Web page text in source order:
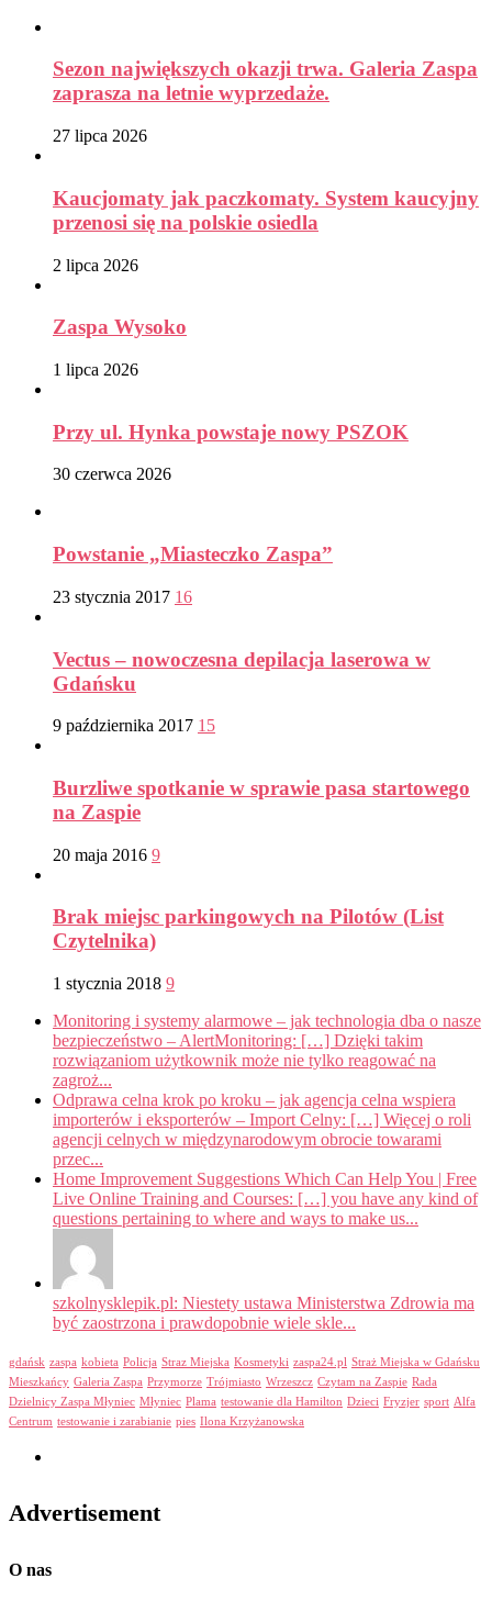
Sezon największych okazji trwa. Galeria Zaspa
zaprasza na letnie wyprzedaże.
27 lipca 2026
Kaucjomaty jak paczkomaty. System kaucyjny
przenosi się na polskie osiedla
2 lipca 2026
Zaspa Wysoko
1 lipca 2026
Przy ul. Hynka powstaje nowy PSZOK
30 czerwca 2026
Powstanie „Miasteczko Zaspa”
23 stycznia 2017 16
Vectus – nowoczesna depilacja laserowa w
Gdańsku
9 października 2017 15
Burzliwe spotkanie w sprawie pasa startowego
na Zaspie
20 maja 2016 9
Brak miejsc parkingowych na Pilotów (List
Czytelnika)
1 stycznia 2018 9
Monitoring i systemy alarmowe – jak technologia dba o nasze
bezpieczeństwo – AlertMonitoring: […] Dzięki takim
rozwiązaniom użytkownik może nie tylko reagować na
zagroż...
Odprawa celna krok po kroku – jak agencja celna wspiera
importerów i eksporterów – Import Celny: […] Więcej o roli
agencji celnych w międzynarodowym obrocie towarami
przec...
Home Improvement Suggestions Which Can Help You | Free
Live Online Training and Courses: […] you have any kind of
questions pertaining to where and ways to make us...
szkolnysklepik.pl: Niestety ustawa Ministerstwa Zdrowia ma
być zaostrzona i prawdopobnie wiele skle...
gdańsk zaspa kobieta Policja Straz Miejska Kosmetyki zaspa24.pl Straż Miejska w Gdańsku
Mieszkańcy Galeria Zaspa Przymorze Trójmiasto Wrzeszcz Czytam na Zaspie Rada
Dzielnicy Zaspa Młyniec Młyniec Plama testowanie dla Hamilton Dzieci Fryzjer sport Alfa
Centrum testowanie i zarabianie pies Ilona Krzyżanowska
Advertisement
O nas